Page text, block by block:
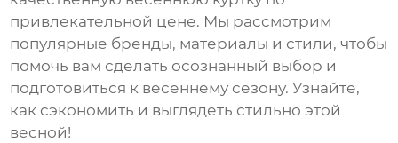
привлекательной цене. Мы рассмотрим
популярные бренды, материалы и стили, чтобы
помочь вам сделать осознанный выбор и
подготовиться к весеннему сезону. Узнайте,
как сэкономить и выглядеть стильно этой
весной!